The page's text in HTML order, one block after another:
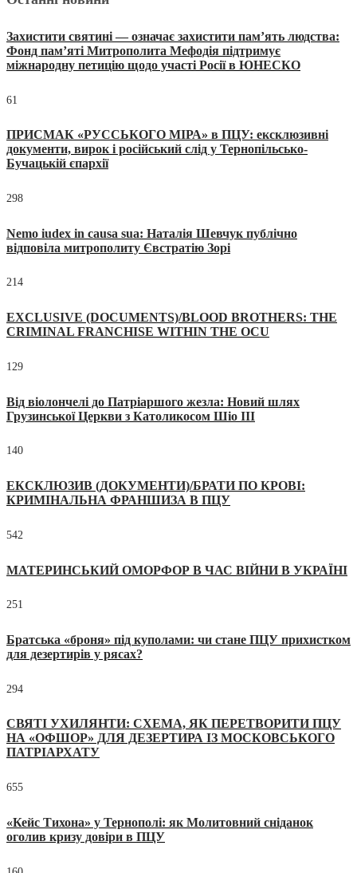
Захистити святині — означає захистити пам’ять людства:
Фонд пам’яті Митрополита Мефодія підтримує
міжнародну петицію щодо участі Росії в ЮНЕСКО
61
ПРИСМАК «РУССЬКОГО МІРА» в ПЦУ: ексклюзивні
документи, вирок і російський слід у Тернопільсько-
Бучацькій єпархії
298
Nemo iudex in causa sua: Наталія Шевчук публічно
відповіла митрополиту Євстратію Зорі
214
EXCLUSIVE (DOCUMENTS)/BLOOD BROTHERS: THE
CRIMINAL FRANCHISE WITHIN THE OCU
129
Від віолончелі до Патріаршого жезла: Новий шлях
Грузинської Церкви з Католикосом Шіо III
140
ЕКСКЛЮЗИВ (ДОКУМЕНТИ)/БРАТИ ПО КРОВІ:
КРИМІНАЛЬНА ФРАНШИЗА В ПЦУ
542
МАТЕРИНСЬКИЙ ОМОРФОР В ЧАС ВІЙНИ В УКРАЇНІ
251
Братська «броня» під куполами: чи стане ПЦУ прихистком
для дезертирів у рясах?
294
СВЯТІ УХИЛЯНТИ: СХЕМА, ЯК ПЕРЕТВОРИТИ ПЦУ
НА «ОФШОР» ДЛЯ ДЕЗЕРТИРА ІЗ МОСКОВСЬКОГО
ПАТРІАРХАТУ
655
«Кейс Тихона» у Тернополі: як Молитовний сніданок
оголив кризу довіри в ПЦУ